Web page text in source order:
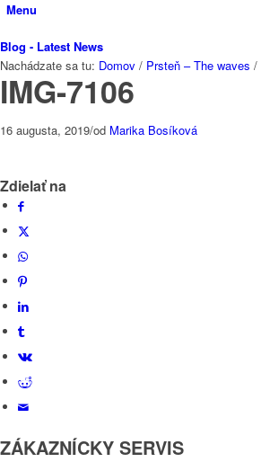
Menu
Blog - Latest News
Nachádzate sa tu: Domov / Prsteň – The waves /
IMG-7106
16 augusta, 2019/od Marika Bosíková
Zdielať na
ZÁKAZNÍCKY SERVIS